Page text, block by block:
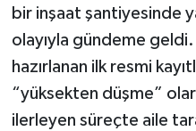
bir inşaat şantiyesinde
olayıyla gündeme geldi.
hazırlanan ilk resmi
“yüksekten düşme”
ilerleyen süreçte aile